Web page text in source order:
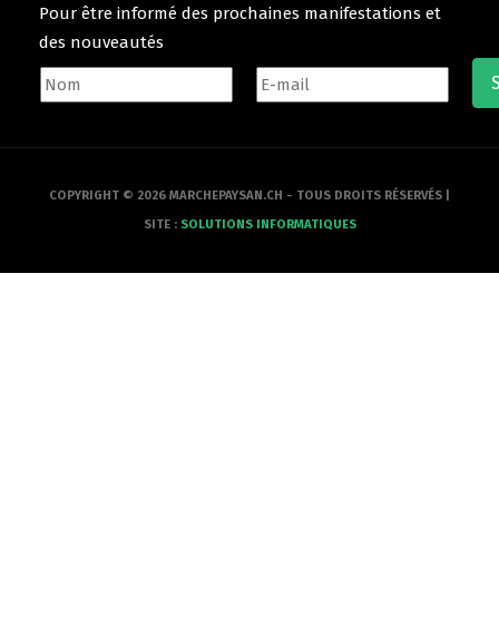
Pour être informé des prochaines manifestations et
des nouveautés
COPYRIGHT © 2026 MARCHEPAYSAN.CH - TOUS DROITS RÉSERVÉS |
SITE : SOLUTIONS INFORMATIQUES